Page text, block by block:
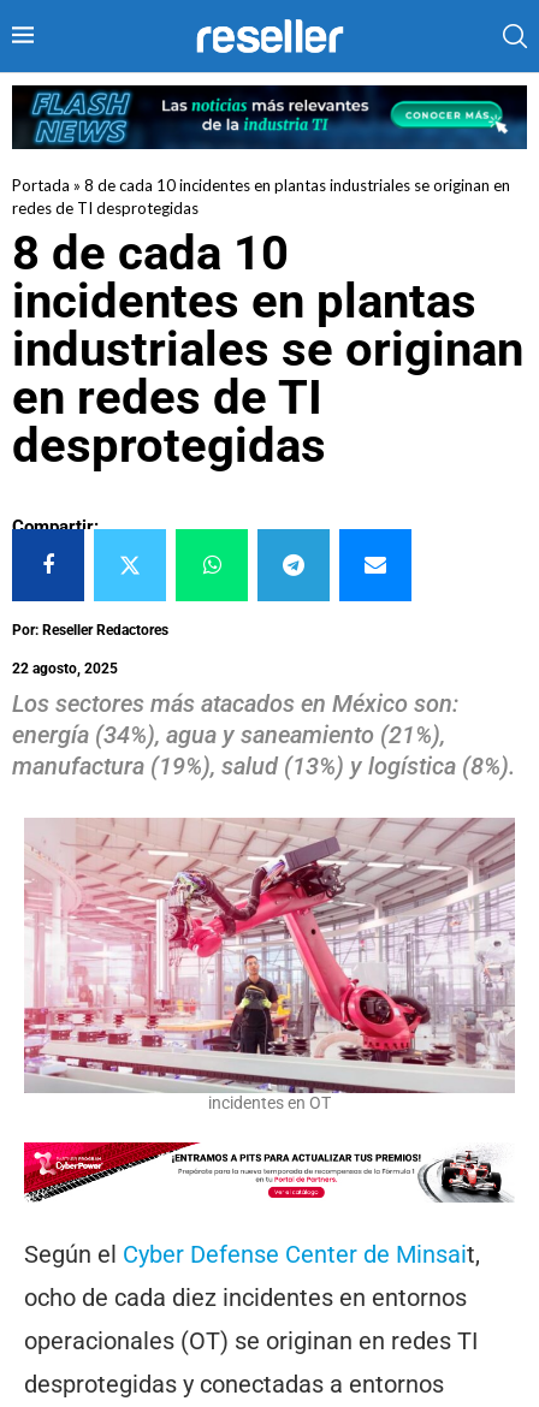
Portada » 8 de cada 10 incidentes en plantas industriales se originan en
redes de TI desprotegidas
8 de cada 10
incidentes en plantas
industriales se originan
en redes de TI
desprotegidas
Compartir:
Por: Reseller Redactores
22 agosto, 2025
Los sectores más atacados en México son:
energía (34%), agua y saneamiento (21%),
manufactura (19%), salud (13%) y logística (8%).
incidentes en OT
Según el Cyber Defense Center de Minsait,
ocho de cada diez incidentes en entornos
operacionales (OT) se originan en redes TI
desprotegidas y conectadas a entornos